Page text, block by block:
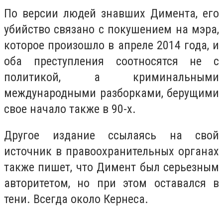
По версии людей знавших Димента, его
убийство связано с покушением на мэра,
которое произошло в апреле 2014 года, и
оба преступления соотносятся не с
политикой, а криминальными
международными разборками, берущими
свое начало также в 90-х.
Другое издание ссылаясь на свой
источник в правоохранительных органах
также пишет, что Димент был серьезным
авторитетом, но при этом оставался в
тени. Всегда около Кернеса.